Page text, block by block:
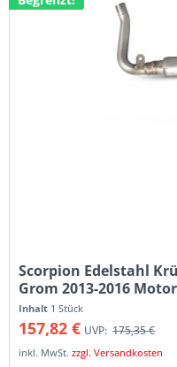
Scorpion Edelstahl
Grom 2013-2016
Inhalt 1 Stück
157,82 € UVP: 175,35 €
inkl. MwSt.zzgl. Versandkosten